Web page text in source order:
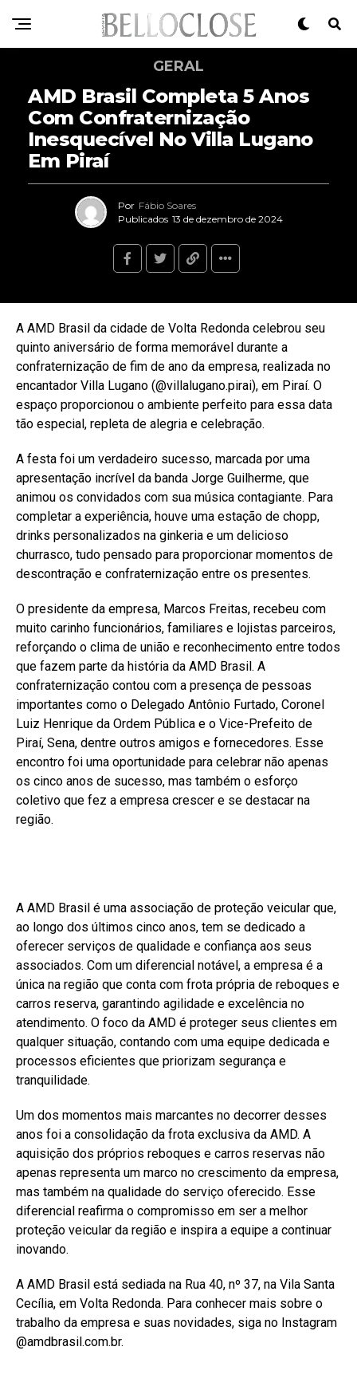
GERAL
AMD Brasil Completa 5 Anos
Com Confraternização
Inesquecível No Villa Lugano
Em Piraí
Por Fábio Soares
Publicados 13 de dezembro de 2024
A AMD Brasil da cidade de Volta Redonda celebrou seu
quinto aniversário de forma memorável durante a
confraternização de fim de ano da empresa, realizada no
encantador Villa Lugano (@villalugano.pirai), em Piraí. O
espaço proporcionou o ambiente perfeito para essa data
tão especial, repleta de alegria e celebração.
A festa foi um verdadeiro sucesso, marcada por uma
apresentação incrível da banda Jorge Guilherme, que
animou os convidados com sua música contagiante. Para
completar a experiência, houve uma estação de chopp,
drinks personalizados na ginkeria e um delicioso
churrasco, tudo pensado para proporcionar momentos de
descontração e confraternização entre os presentes.
O presidente da empresa, Marcos Freitas, recebeu com
muito carinho funcionários, familiares e lojistas parceiros,
reforçando o clima de união e reconhecimento entre todos
que fazem parte da história da AMD Brasil. A
confraternização contou com a presença de pessoas
importantes como o Delegado Antônio Furtado, Coronel
Luiz Henrique da Ordem Pública e o Vice-Prefeito de
Piraí, Sena, dentre outros amigos e fornecedores. Esse
encontro foi uma oportunidade para celebrar não apenas
os cinco anos de sucesso, mas também o esforço
coletivo que fez a empresa crescer e se destacar na
região.
A AMD Brasil é uma associação de proteção veicular que,
ao longo dos últimos cinco anos, tem se dedicado a
oferecer serviços de qualidade e confiança aos seus
associados. Com um diferencial notável, a empresa é a
única na região que conta com frota própria de reboques e
carros reserva, garantindo agilidade e excelência no
atendimento. O foco da AMD é proteger seus clientes em
qualquer situação, contando com uma equipe dedicada e
processos eficientes que priorizam segurança e
tranquilidade.
Um dos momentos mais marcantes no decorrer desses
anos foi a consolidação da frota exclusiva da AMD. A
aquisição dos próprios reboques e carros reservas não
apenas representa um marco no crescimento da empresa,
mas também na qualidade do serviço oferecido. Esse
diferencial reafirma o compromisso em ser a melhor
proteção veicular da região e inspira a equipe a continuar
inovando.
A AMD Brasil está sediada na Rua 40, nº 37, na Vila Santa
Cecília, em Volta Redonda. Para conhecer mais sobre o
trabalho da empresa e suas novidades, siga no Instagram
@amdbrasil.com.br.